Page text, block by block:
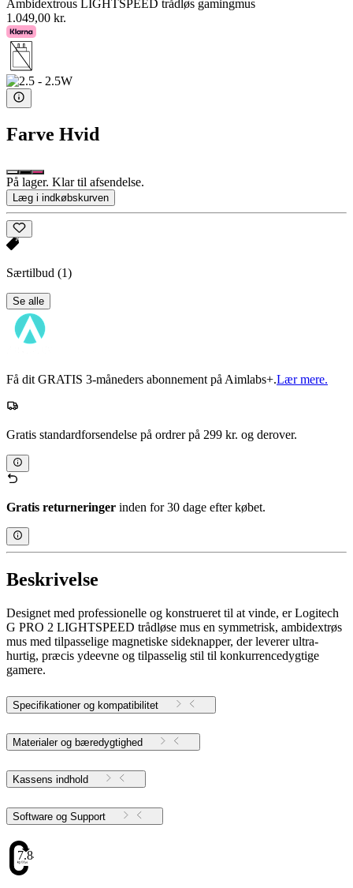
Ambidextrous LIGHTSPEED trådløs gamingmus
1.049,00 kr.
Farve Hvid
På lager. Klar til afsendelse.
Læg i indkøbskurven
Særtilbud (1)
Se alle
Få dit GRATIS 3-måneders abonnement på Aimlabs+.Lær mere.
Gratis standardforsendelse på ordrer på 299 kr. og derover.
Gratis returneringer inden for 30 dage efter købet.
Beskrivelse
Designet med professionelle og konstrueret til at vinde, er Logitech
G PRO 2 LIGHTSPEED trådløse mus en symmetrisk, ambidextrøs
mus med tilpasselige magnetiske sideknapper, der leverer ultra-
hurtig, præcis ydeevne og tilpasselig stil til konkurrencedygtige
gamere.
Specifikationer og kompatibilitet
Materialer og bæredygtighed
Kassens indhold
Software og Support
7.84